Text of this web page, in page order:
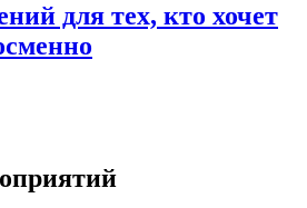
для тех, кто хочет